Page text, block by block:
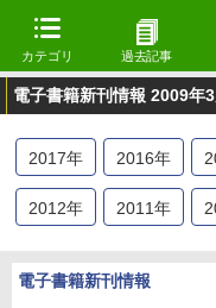
カテゴリ 過去記事
電子書籍新刊情報 2009年
2017年 2016年
2012年 2011年
電子書籍新刊情報